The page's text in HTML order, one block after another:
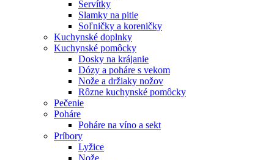
Servítky
Slamky na pitie
Soľničky a koreničky
Kuchynské doplnky
Kuchynské pomôcky
Dosky na krájanie
Dózy a poháre s vekom
Nože a držiaky nožov
Rôzne kuchynské pomôcky
Pečenie
Poháre
Poháre na víno a sekt
Príbory
Lyžice
Nože